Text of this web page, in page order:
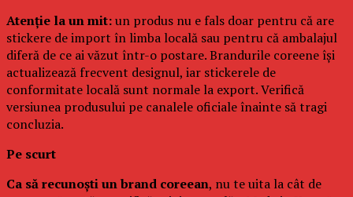
Atenție la un mit:un produs nu e fals doar pentru că are
stickere de import în limba locală sau pentru că ambalajul
diferă de ce ai văzut într-o postare. Brandurile coreene își
actualizează frecvent designul, iar stickerele de
conformitate locală sunt normale la export. Verifică
versiunea produsului pe canalele oficiale înainte să tragi
concluzia.
Pe scurt
Ca să recunoști un brand coreean, nu te uita la cât de